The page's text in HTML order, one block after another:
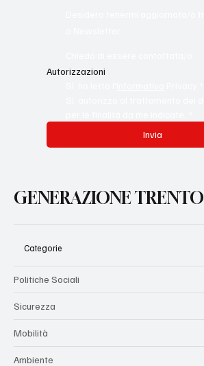
Autorizzazioni
Invia
GENERAZIONE TRENTO
Categorie
Politiche Sociali
Sicurezza
Mobilità
Ambiente